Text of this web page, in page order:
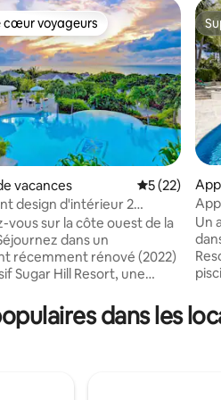
la base de 14 commentaires : 5
voyageurs les plus appréciés
cœur voyageurs
vacances Évaluation
5 (22)
design d'intérieur 2
de bain
vous sur la côte ouest de la
dans un
récemment rénové (2022)
Sugar Hill Resort, une
sur la mer depuis le
vue sur le jardin tropical/la
ast
Un
dans les